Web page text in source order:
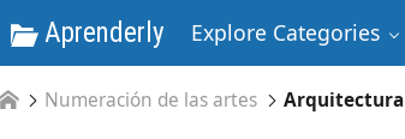
Aprenderly Explore Categories
Numeración de las artes Arquitectura